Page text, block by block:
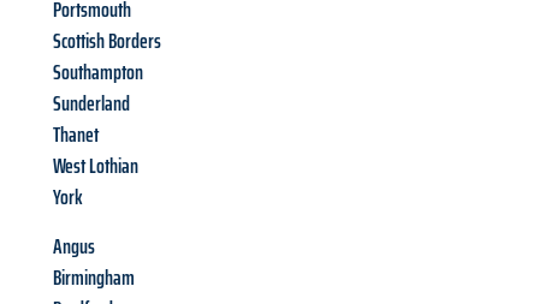
Portsmouth
Scottish Borders
Southampton
Sunderland
Thanet
West Lothian
York
Angus
Birmingham